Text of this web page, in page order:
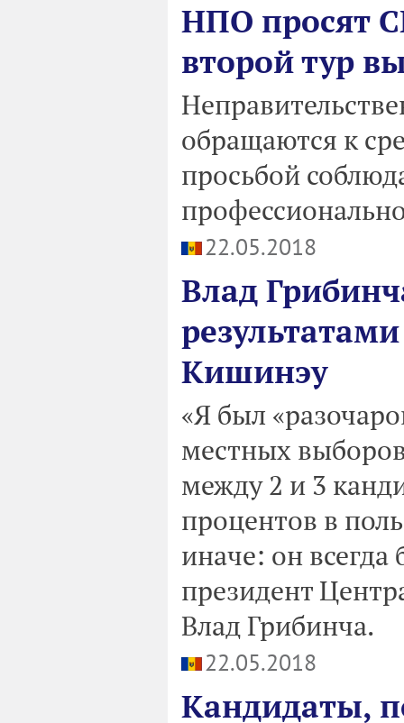
НПО просят
второй тур
обращаются к
просьбой
22.05.2018
Влад
Кишинэу
«Я был
местных
между 2 и 3
процентов в
иначе: он
президент
Влад Грибинча.
22.05.2018
Кандидаты,